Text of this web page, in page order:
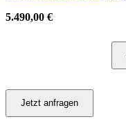
5.490,00 €
Jetzt anfragen